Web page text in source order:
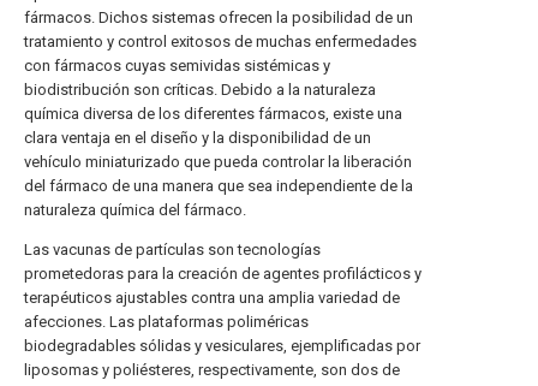
fármacos. Dichos sistemas ofrecen la posibilidad de un
tratamiento y control exitosos de muchas enfermedades
con fármacos cuyas semividas sistémicas y
biodistribución son críticas. Debido a la naturaleza
química diversa de los diferentes fármacos, existe una
clara ventaja en el diseño y la disponibilidad de un
vehículo miniaturizado que pueda controlar la liberación
del fármaco de una manera que sea independiente de la
naturaleza química del fármaco.
Las vacunas de partículas son tecnologías
prometedoras para la creación de agentes profilácticos y
terapéuticos ajustables contra una amplia variedad de
afecciones. Las plataformas poliméricas
biodegradables sólidas y vesiculares, ejemplificadas por
liposomas y poliésteres, respectivamente, son dos de